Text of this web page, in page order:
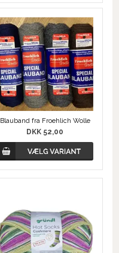
Blauband fra Froehlich Wolle
DKK 52,00